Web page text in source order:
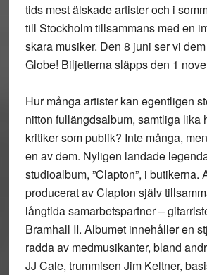
tids mest älskade artister och i
till Stockholm tillsammans med en
skara musiker. Den 8 juni ser vi
Globe! Biljetterna släpps den 1
Hur många artister kan egentligen
nitton fullängdsalbum, samtliga lika
kritiker som publik? Inte många,
en av dem. Nyligen landade
studioalbum, ”Clapton”, i butikerna.
producerat av Clapton själv
långtida samarbetspartner –
Bramhall II. Albumet innehåller en
radda av medmusikanter, bland
JJ Cale, trummisen Jim Keltner,